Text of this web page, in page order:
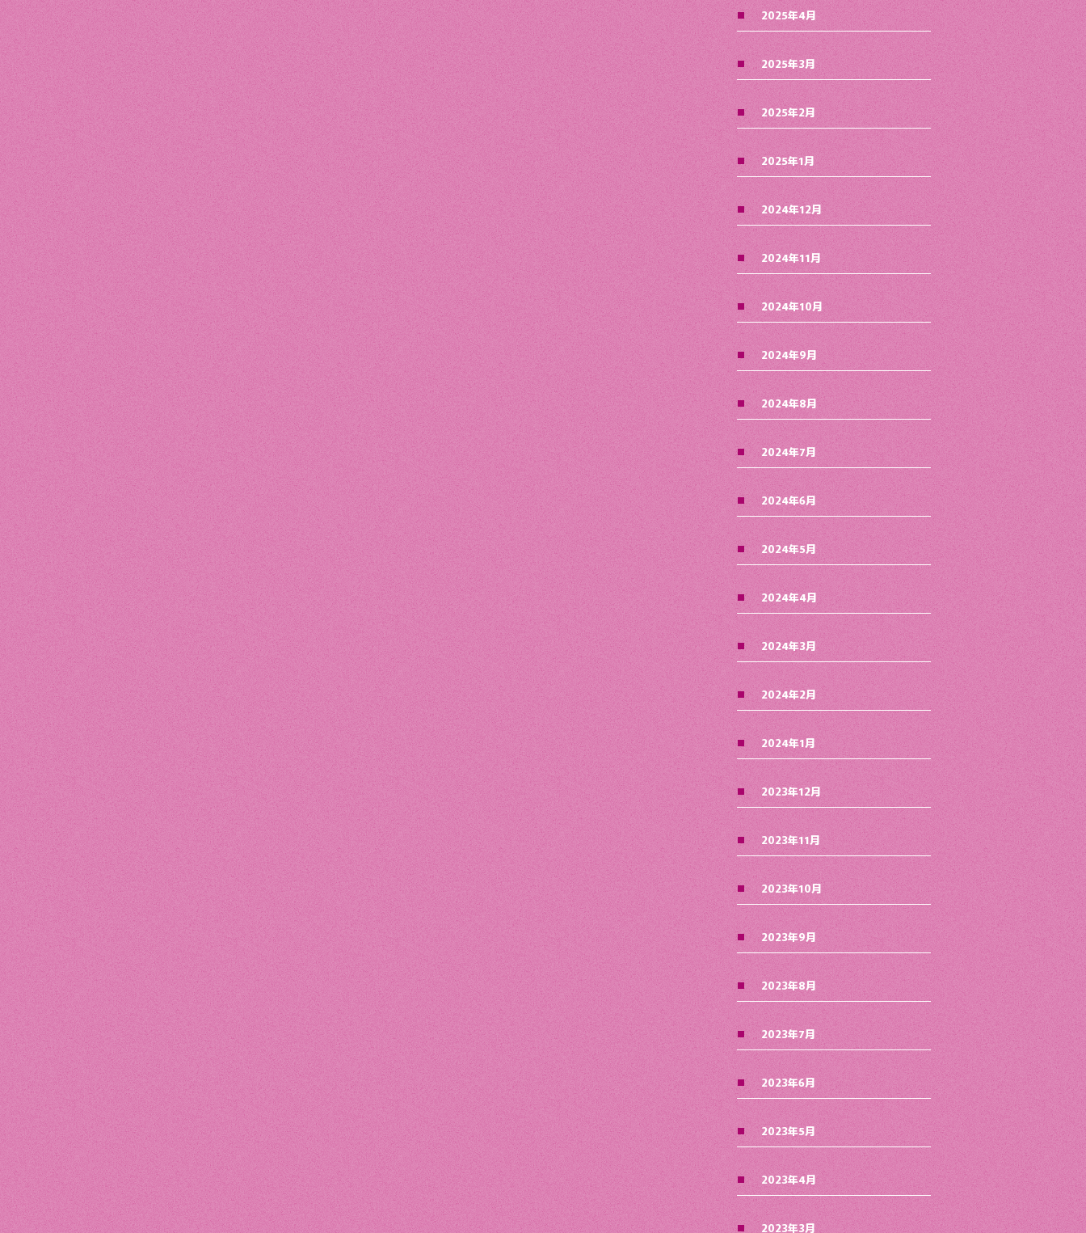
2025年4月
2025年3月
2025年2月
2025年1月
2024年12月
2024年11月
2024年10月
2024年9月
2024年8月
2024年7月
2024年6月
2024年5月
2024年4月
2024年3月
2024年2月
2024年1月
2023年12月
2023年11月
2023年10月
2023年9月
2023年8月
2023年7月
2023年6月
2023年5月
2023年4月
2023年3月